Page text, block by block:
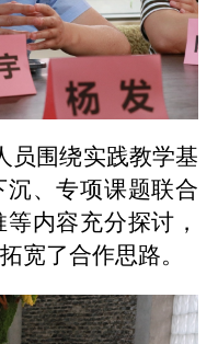
员围绕实践教学基
、专项课题联合
内容充分探讨，
宽了合作思路。